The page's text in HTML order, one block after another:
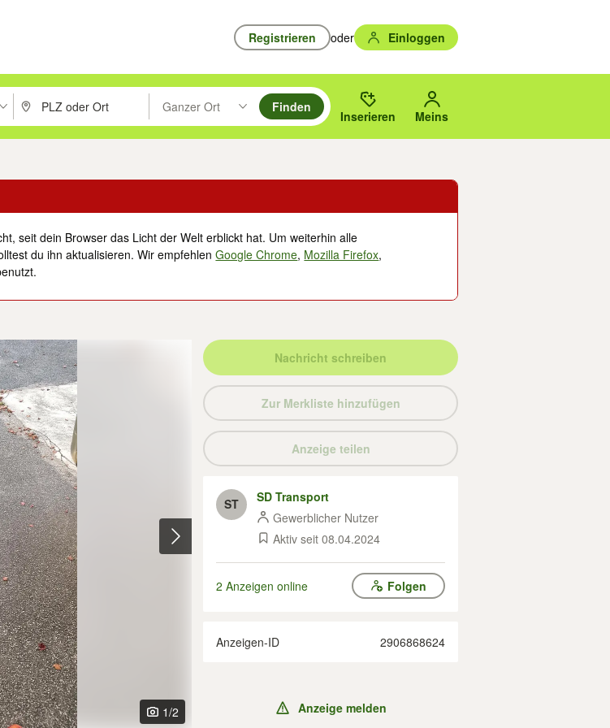
Registrieren oder Einloggen
mit den Pfeiltasten nach oben/unten durchsuchen und mit Eingabetaste auswählen.
PLZ oder Ort eingeben. Eingabetaste drücken um zu suchen, oder Vorschläge mit den Pfeiltasten nach oben/
Ganzer Ort
Suche im Umkreis des gewählten Orts oder PLZ.
Finden
Inserieren Meins
seit dein Browser das Licht der Welt erblickt hat. Um weiterhin alle
du ihn aktualisieren. Wir empfehlenGoogle Chrome, Mozilla Firefox,
1/2
Nachricht schreiben
Zur Merkliste hinzufügen
Anzeige teilen
ST
SD Transport
Gewerblicher Nutzer
Aktiv seit 08.04.2024
2 Anzeigen online Folgen
Anzeigen-ID 2906868624
Anzeige melden